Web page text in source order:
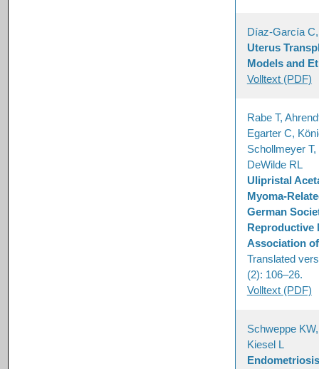
Díaz-García
Uterus
Models and
Volltext (PDF)
Rabe T,
Egarter C,
Schollmeyer
DeWilde RL
Ulipristal
Myoma-
German
Reproductive
Association
Translated
(2): 106–26.
Volltext (PDF)
Schweppe
Kiesel L